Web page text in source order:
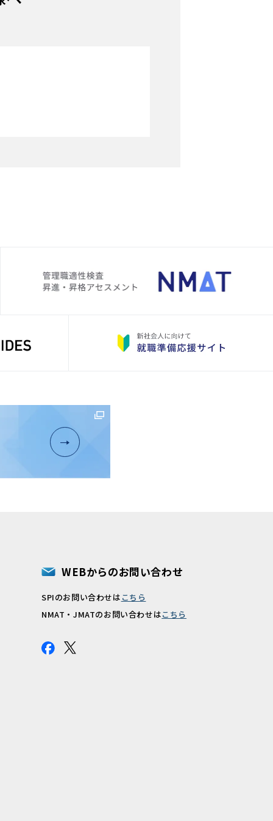
WEBからのお問い合わせ
SPIのお問い合わせは こちら
NMAT・JMATのお問い合わせはこちら